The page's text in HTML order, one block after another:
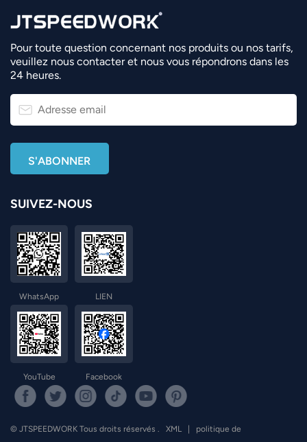
Pour toute question concernant nos produits ou nos tarifs,
veuillez nous contacter et nous vous répondrons dans les
24 heures.
SUIVEZ-NOUS
WhatsApp LIEN
YouTube Facebook
© JTSPEEDWORK Tous droits réservés . XML
politique de